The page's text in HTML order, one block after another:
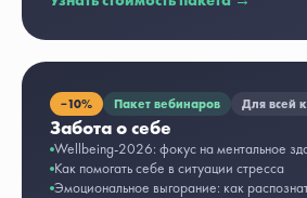
−10% Пакет вебинаров Для всей
Забота о себе
Wellbeing-2026: фокус на ментальное
Как помогать себе в ситуации стресса
Эмоциональное выгорание: как